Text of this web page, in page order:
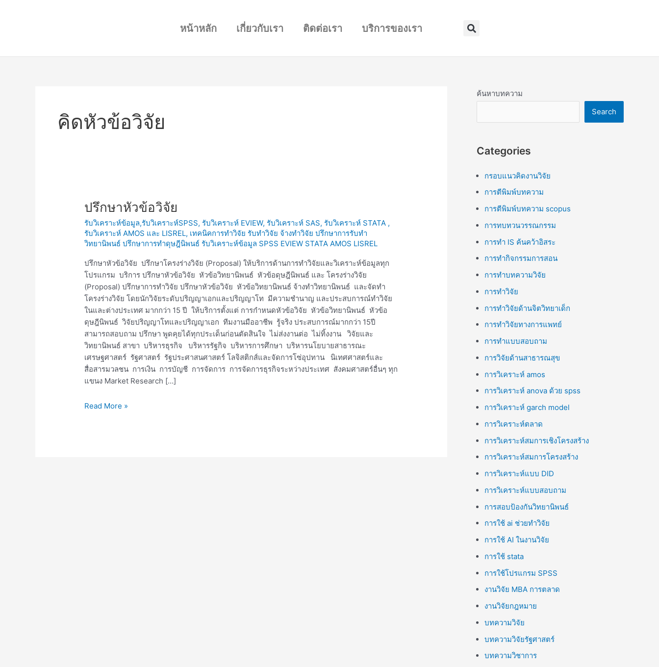
หน้าหลัก เกี่ยวกับเรา ติดต่อเรา บริการของเรา Search
คิดหัวข้อวิจัย
ปรึกษาหัวข้อวิจัย
รับวิเคราะห์ข้อมูล,รับวิเคราะห์SPSS, รับวิเคราะห์ EVIEW, รับวิเคราะห์ SAS, รับวิเคราะห์ STATA ,
รับวิเคราะห์ AMOS และ LISREL, เทคนิคการทำวิจัย รับทำวิจัย จ้างทำวิจัย ปรึกษาการรับทำ
วิทยานิพนธ์ ปรึกษาการทำดุษฎีนิพนธ์ รับวิเคราะห์ข้อมูล SPSS EVIEW STATA AMOS LISREL
ปรึกษาหัวข้อวิจัย ปรึกษาโครงร่างวิจัย (Proposal) ให้บริการด้านการทำวิจัยและวิเคราะห์ข้อมูลทุก
โปรแกรม บริการ ปรึกษาหัวข้อวิจัย หัวข้อวิทยานิพนธ์ หัวข้อดุษฎีนิพนธ์ และ โครงร่างวิจัย
(Proposal) ปรึกษาการทำวิจัย ปรึกษาหัวข้อวิจัย หัวข้อวิทยานิพนธ์ จ้างทำวิทยานิพนธ์ และจัดทำ
โครงร่างวิจัย โดยนักวิจัยระดับปริญญาเอกและปริญญาโท มีความชำนาญ และประสบการณ์ทำวิจัย
ในและต่างประเทศ มากกว่า 15 ปี ให้บริการตั้งแต่ การกำหนดหัวข้อวิจัย หัวข้อวิทยานิพนธ์ หัวข้อ
ดุษฎีนิพนธ์ วิจัยปริญญาโทและปริญญาเอก ทีมงานมืออาชีพ รู้จริง ประสบการณ์มากกว่า 15ปี
สามารถสอบถาม ปรึกษา พูดคุยได้ทุกประเด็นก่อนตัดสินใจ ไม่ส่งงานต่อ ไม่ทิ้งงาน วิจัยและ
วิทยานิพนธ์ สาขา บริหารธุรกิจ บริหารรัฐกิจ บริหารการศึกษา บริหารนโยบายสาธารณะ
เศรษฐศาสตร์ รัฐศาสตร์ รัฐประศาสนศาสตร์ โลจิสติกส์และจัดการโซ่อุปทาน นิเทศศาสตร์และ
สื่อสารมวลชน การเงิน การบัญชี การจัดการ การจัดการธุรกิจระหว่างประเทศ สังคมศาสตร์อื่นๆ ทุก
แขนง Market Research […]
ปรึกษา
วิจัย
Read More »
ค้นหาบทความ
Search
Categories
กรอบแนวคิดงานวิจัย
การตีพิมพ์บทความ
การตีพิมพ์บทความ scopus
การทบทวนวรรณกรรม
การทำ IS ค้นคว้าอิสระ
การทำกิจกรรมการสอน
การทำบทความวิจัย
การทำวิจัย
การทำวิจัยด้านจิตวิทยาเด็ก
การทำวิจัยทางการแพทย์
การทำแบบสอบถาม
การวิจัยด้านสาธารณสุข
การวิเคราะห์ amos
การวิเคราะห์ anova ด้วย spss
การวิเคราะห์ garch model
การวิเคราะห์ตลาด
การวิเคราะห์สมการเชิงโครงสร้าง
การวิเคราะห์สมการโครงสร้าง
การวิเคราะห์แบบ DID
การวิเคราะห์แบบสอบถาม
การสอบป้องกันวิทยานิพนธ์
การใช้ ai ช่วยทำวิจัย
การใช้ AI ในงานวิจัย
การใช้ stata
การใช้โปรแกรม SPSS
งานวิจัย MBA การตลาด
งานวิจัยกฎหมาย
บทความวิจัย
บทความวิจัยรัฐศาสตร์
บทความวิชาการ